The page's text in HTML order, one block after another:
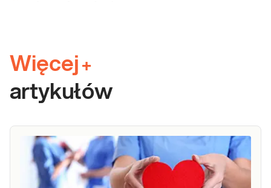
Więcej +
artykułów